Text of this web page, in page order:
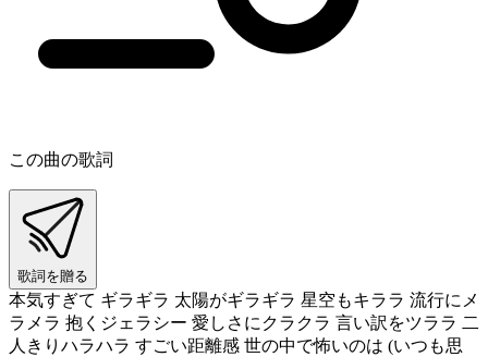
この曲の歌詞
歌詞を贈る
本気すぎて ギラギラ 太陽がギラギラ 星空もキララ 流行にメ
ラメラ 抱くジェラシー 愛しさにクラクラ 言い訳をツララ 二
人きりハラハラ すごい距離感 世の中で怖いのは (いつも思